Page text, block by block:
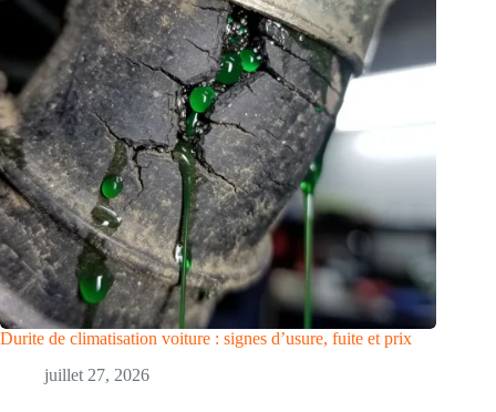
Durite de climatisation voiture : signes d’usure, fuite et prix
juillet 27, 2026